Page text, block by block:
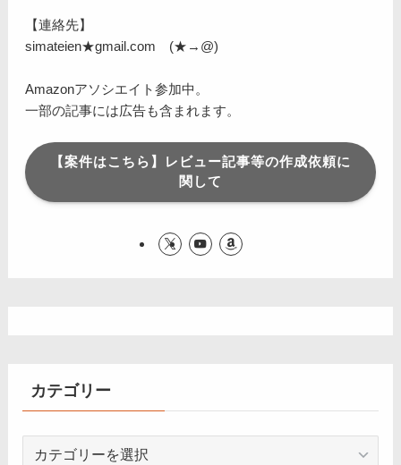
【連絡先】
simateien★gmail.com (★→@)
Amazonアソシエイト参加中。
一部の記事には広告も含まれます。
【案件はこちら】レビュー記事等の作成依頼に
関して
カテゴリー